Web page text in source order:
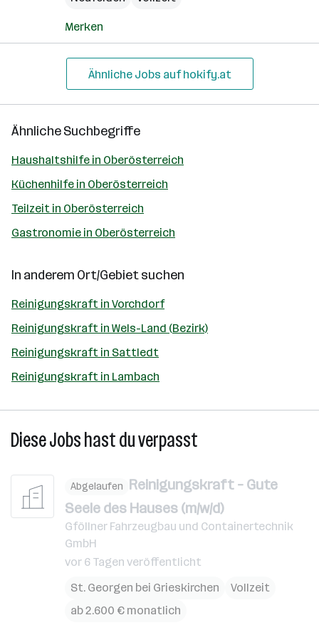
Merken
Ähnliche Jobs auf hokify.at
Ähnliche Suchbegriffe
Haushaltshilfe in Oberösterreich
Küchenhilfe in Oberösterreich
Teilzeit in Oberösterreich
Gastronomie in Oberösterreich
In anderem Ort/Gebiet suchen
Reinigungskraft in Vorchdorf
Reinigungskraft in Wels-Land (Bezirk)
Reinigungskraft in Sattledt
Reinigungskraft in Lambach
Diese Jobs hast du verpasst
Abgelaufen Reinigungskraft – Gute
Seele des Hauses (m/w/d)
Gföllner Fahrzeugbau und Containertechnik
GmbH
vor 6 Tagen veröffentlicht
St. Georgen bei Grieskirchen
Vollzeit
ab 2.600 € monatlich